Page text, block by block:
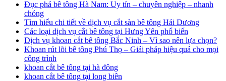
Đục phá bê tông Hà Nam: Uy tín – chuyên nghiệp – nhanh
chóng
Tìm hiểu chi tiết về dịch vụ cắt sàn bê tông Hải Dương
Các loại dịch vụ cắt bê tông tại Hưng Yên phổ biến
Dịch vụ khoan cắt bê tông Bắc Ninh – Vì sao nên lựa chọn?
Khoan rút lõi bê tông Phú Thọ – Giải pháp hiệu quả cho mọi
công trình
khoan cắt bê tông tại hà đông
khoan cắt bê tông tại long biên